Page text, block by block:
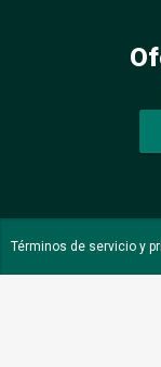
Términos de servicio y